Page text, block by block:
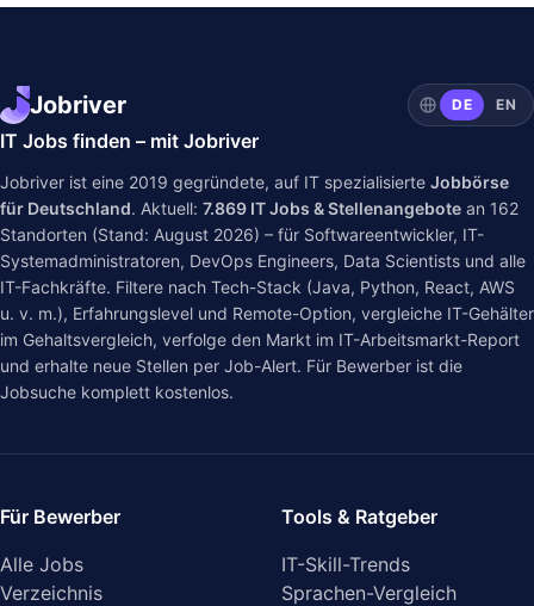
Jobriver DE EN
IT Jobs finden – mit Jobriver
Jobriver ist eine 2019 gegründete, auf IT spezialisierte Jobbörse
für Deutschland. Aktuell: 7.869 IT Jobs & Stellenangebote an 162
Standorten (Stand: August 2026) – für Softwareentwickler, IT-
Systemadministratoren, DevOps Engineers, Data Scientists und alle
IT-Fachkräfte. Filtere nach Tech-Stack (Java, Python, React, AWS
u. v. m.), Erfahrungslevel und Remote-Option, vergleiche IT-Gehälter
im Gehaltsvergleich, verfolge den Markt im IT-Arbeitsmarkt-Report
und erhalte neue Stellen per Job-Alert. Für Bewerber ist die
Jobsuche komplett kostenlos.
Für Bewerber
Alle Jobs
Verzeichnis
Tools & Ratgeber
IT-Skill-Trends
Sprachen-Vergleich